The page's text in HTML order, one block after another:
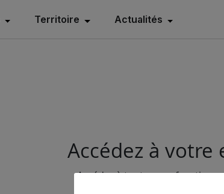
Territoire Actualités
Accédez à votre
Accédez à toutes nos
personnalisée et simplifiée